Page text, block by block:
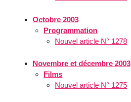
Octobre 2003
Programmation
Nouvel article N° 1278
Novembre et décembre 2003
Films
Nouvel article N° 1275